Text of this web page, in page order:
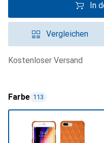
In
Vergleichen
kostenloser Versand
Farbe 113